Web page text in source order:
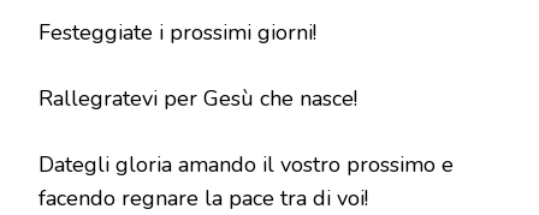
24
Festeggiate i prossimi giorni!
Rallegratevi per Gesù che nasce!
Dategli gloria amando il vostro prossimo e
facendo regnare la pace tra di voi!